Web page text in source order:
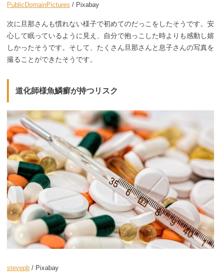
PublicDomainPictures / Pixabay
次に旦那さんも慣れない様子で初めてのだっこをしたそうです。安
心して眠っているように見え、自分で抱っこした時よりも感動し嬉
しかったそうです。そして、たくさん旦那さんと息子さんの写真を
撮ることができたそうです。
道化師様魚鱗癬が持つリスク
stevepb / Pixabay